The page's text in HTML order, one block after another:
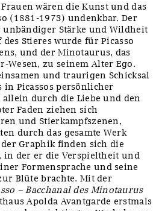
wären die Kunst und das
(1881-1973) undenkbar. Der
unbändiger Stärke und Wildheit
Stieres wurde für Picasso
und der Minotaurus, das
Wesen, zu seinem Alter Ego.
und traurigen Schicksal
Picassos persönlicher
durch die Liebe und den
Faden ziehen sich
und Stierkampfszenen,
durch das gesamte Werk
der Graphik finden sich die
in der er die Verspieltheit und
Formensprache und seine
Blüte brachte. Mit der
– Bacchanal des Minotaurus
Apolda Avantgarde erstmals